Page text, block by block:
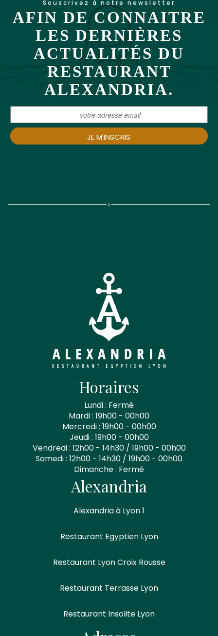
Souscrivez à notre newsletter
AFIN DE CONNAITRE
LES DERNIÈRES
ACTUALITÉS DU
RESTAURANT
ALEXANDRIA.
JE M'INSCRIS
Horaires
Lundi : Fermé
Mardi : 19h00 - 00h00
Mercredi : 19h00 - 00h00
Jeudi : 19h00 - 00h00
Vendredi : 12h00 - 14h30 / 19h00 - 00h00
Samedi : 12h00 - 14h30 / 19h00 - 00h00
Dimanche : Fermé
Alexandria
Alexandria à Lyon 1
Restaurant Egyptien Lyon
Restaurant Lyon Croix Rousse
Restaurant Terrasse Lyon
Restaurant Insolite Lyon